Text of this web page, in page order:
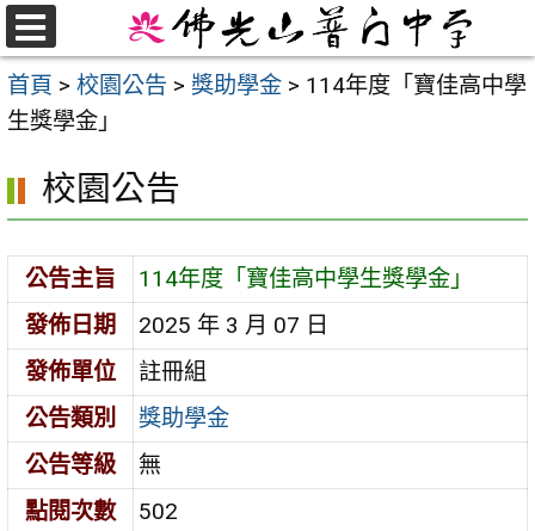
跳
至
主
要
首頁 > 校園公告 > 獎助學金 > 114年度「寶佳高中學
生獎學金」
校園公告
公告主旨
114年度「寶佳高中學生獎學金」
發佈日期
2025 年 3 月 07 日
發佈單位
註冊組
公告類別
獎助學金
公告等級
無
點閱次數
502
選
單